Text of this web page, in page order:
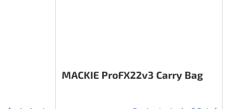
MACKIE ProFX22v3 Carry Bag